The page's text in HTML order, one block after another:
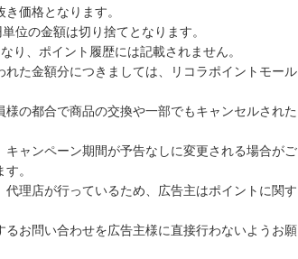
価格となります。
位の金額は切り捨てとなります。
り、ポイント履歴には記載されません。
た金額分につきましては、リコラポイントモール
の都合で商品の交換や一部でもキャンセルされた
ャンペーン期間が予告なしに変更される場合がご
。
理店が行っているため、広告主はポイントに関す
お問い合わせを広告主様に直接行わないようお願